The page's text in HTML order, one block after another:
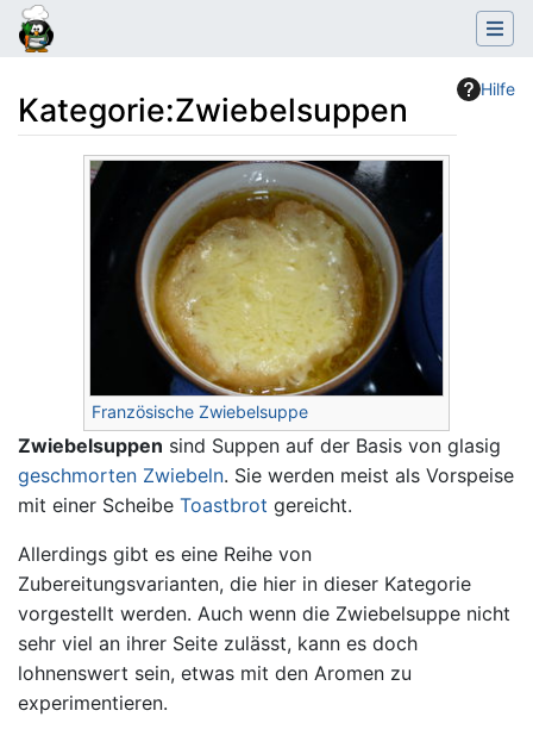
Hilfe
Kategorie:Zwiebelsuppen
Wechseln zu:Navigation,Suche
Französische Zwiebelsuppe
Zwiebelsuppen sind Suppen auf der Basis von glasig
geschmorten Zwiebeln. Sie werden meist als Vorspeise
mit einer Scheibe Toastbrot gereicht.
Allerdings gibt es eine Reihe von
Zubereitungsvarianten, die hier in dieser Kategorie
vorgestellt werden. Auch wenn die Zwiebelsuppe nicht
sehr viel an ihrer Seite zulässt, kann es doch
lohnenswert sein, etwas mit den Aromen zu
experimentieren.